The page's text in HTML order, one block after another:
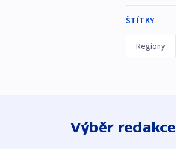
ŠTÍTKY
Regiony
Výběr redakce